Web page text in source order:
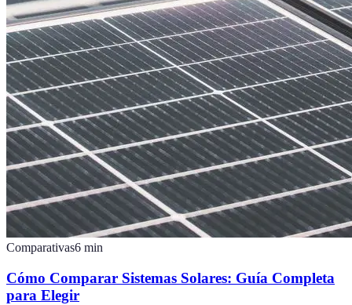
Comparativas6 min
Cómo Comparar Sistemas Solares: Guía Completa
para Elegir